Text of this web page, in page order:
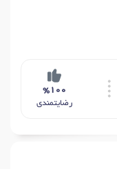
%100
رضایتمندی